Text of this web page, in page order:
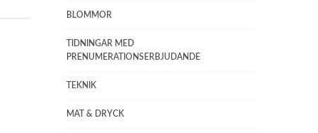
BLOMMOR
TIDNINGAR MED
PRENUMERATIONSERBJUDANDE
TEKNIK
MAT & DRYCK